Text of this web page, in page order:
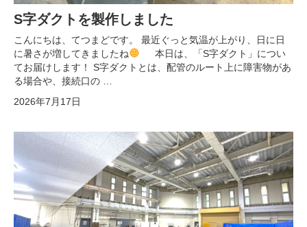
S字ダクトを製作しました
こんにちは、てつまどです。 最近ぐっと気温が上がり、日に日
に暑さが増してきましたね
本日は、「S字ダクト」につい
てお届けします！ S字ダクトとは、配管のルート上に障害物があ
る場合や、接続口の …
2026年7月17日